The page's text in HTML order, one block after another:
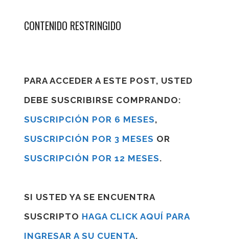
CONTENIDO RESTRINGIDO
PARA ACCEDER A ESTE POST, USTED
DEBE SUSCRIBIRSE COMPRANDO:
SUSCRIPCIÓN POR 6 MESES,
SUSCRIPCIÓN POR 3 MESES OR
SUSCRIPCIÓN POR 12 MESES.
SI USTED YA SE ENCUENTRA
SUSCRIPTO HAGA CLICK AQUÍ PARA
INGRESAR A SU CUENTA.